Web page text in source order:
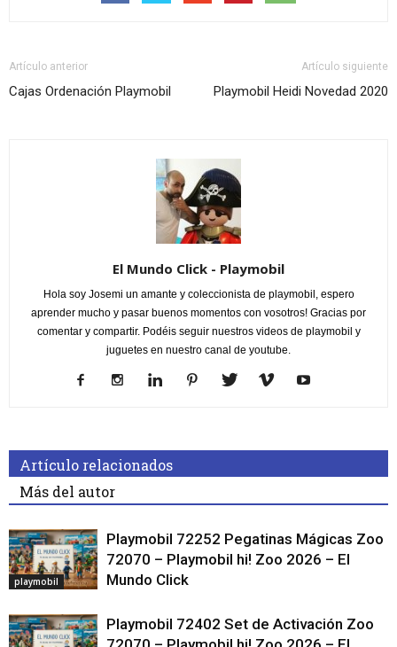
Artículo anterior
Cajas Ordenación Playmobil
Artículo siguiente
Playmobil Heidi Novedad 2020
El Mundo Click - Playmobil
Hola soy Josemi un amante y coleccionista de playmobil, espero
aprender mucho y pasar buenos momentos con vosotros! Gracias por
comentar y compartir. Podéis seguir nuestros videos de playmobil y
juguetes en nuestro canal de youtube.
Artículo relacionados
Más del autor
playmobil
Playmobil 72252 Pegatinas Mágicas Zoo
72070 – Playmobil hi! Zoo 2026 – El
Mundo Click
Playmobil 72402 Set de Activación Zoo